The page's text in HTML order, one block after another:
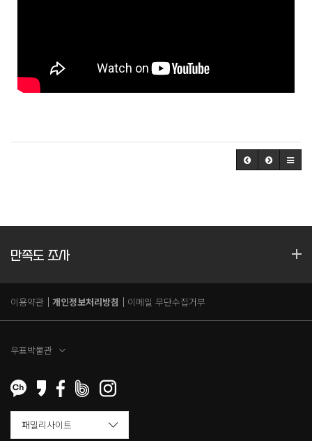
만족도 조사
이용약관 개인정보처리방침 이메일 무단수집거부
우표박물관